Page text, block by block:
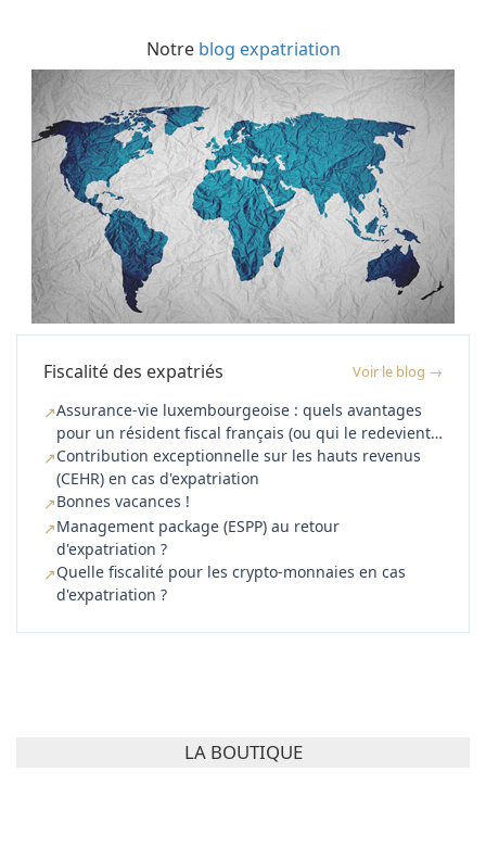
Notre blog expatriation
Fiscalité des expatriés Voir le blog →
↗Assurance-vie luxembourgeoise : quels avantages
pour un résident fiscal français (ou qui le redevient)
?
↗Contribution exceptionnelle sur les hauts revenus
(CEHR) en cas d'expatriation
↗Bonnes vacances !
↗Management package (ESPP) au retour
d'expatriation ?
↗Quelle fiscalité pour les crypto-monnaies en cas
d'expatriation ?
LA BOUTIQUE